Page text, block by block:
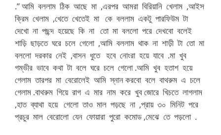
.” আমি বললাম ঠিক আছে মা ,এরপর আমরা বিরিয়ানি খেলাম ,আইস
ক্রিম খেলাম ,খেতে খেতেই মা কে বললাম একটু পারফিউম টা
দেখো না পছন্দ হয়েছে কি না তো মা বললো পরে দেখবো বলেই
শাড়ি ছাড়তে ঘরে চলে গেলো ,আমি বললাম থাক না শাড়ী টা তো মা
বললো দরকার নেই ,বাসন ধুতে হবে নোংরা হয়ে যাবে .মা খুব
গম্ভীর ভাবে কথা টা বলে ঘরে চলে গেলো .আমি খুব হতাশ হয়ে
গেলাম তারপর মা বেরোলেই আমি স্নান করবো বলে বাথরুম এ চলে
গেলাম .বাথরুম গিয়ে রাগ এ মার নাম করে খুব জোরে খিচতে লাগলাম
,হাত ব্যাথা হয়ে গেলো তাও মাল পড়ছে না ,প্রায় ৩০ মিনিট পরে
প্রচুর মাল বেরোলো যেন ফোয়ারা পুরো কমোড ,মেঝে তে পড়লো .